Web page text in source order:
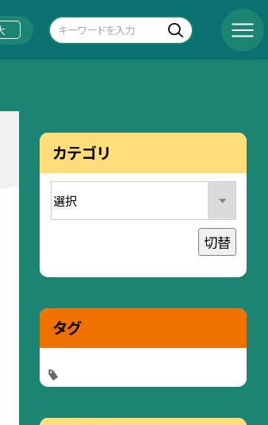
カテゴリ
切替
タグ